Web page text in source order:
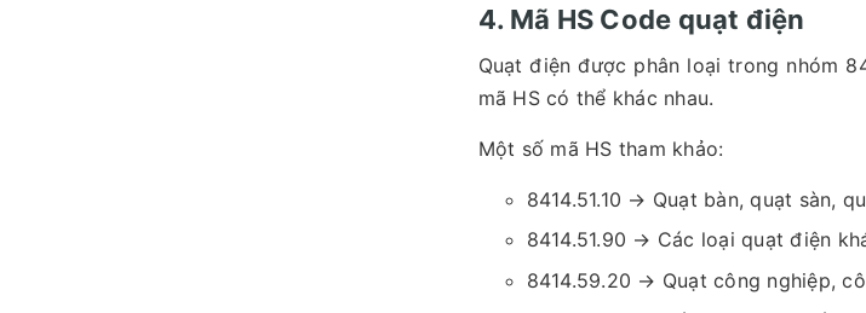
4. Mã HS Code quạt điện
Quạt điện được phân loại trong nhóm
mã HS có thể khác nhau.
Một số mã HS tham khảo:
8414.51.10 → Quạt bàn, quạt sàn,
8414.51.90 → Các loại quạt điện
8414.59.20 → Quạt công nghiệp,